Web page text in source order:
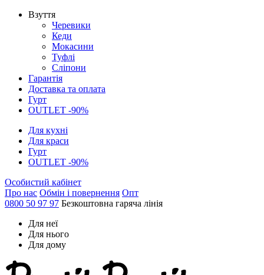
Взуття
Черевики
Кеди
Мокасини
Туфлі
Сліпони
Гарантія
Доставка та оплата
Гурт
OUTLET -90%
Для кухні
Для краси
Гурт
OUTLET -90%
Особистий кабінет
Про нас Обмін і повернення Опт
0800 50 97 97 Безкоштовна гаряча лінія
Для неї
Для нього
Для дому